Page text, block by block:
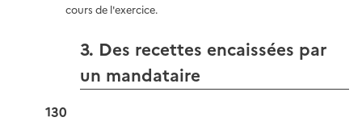
cours de l'exercice.
3. Des recettes encaissées par
un mandataire
130